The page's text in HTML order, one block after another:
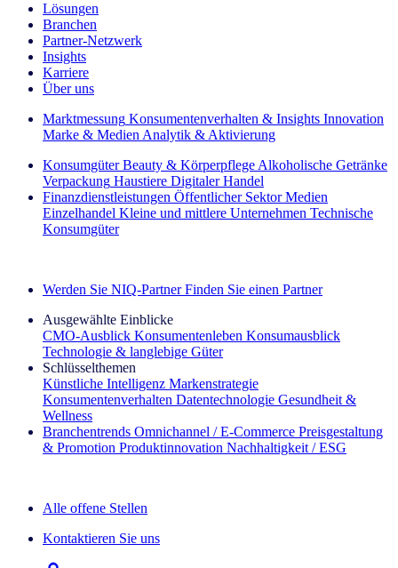
Lösungen
Branchen
Partner-Netzwerk
Insights
Karriere
Über uns
Marktmessung Konsumentenverhalten & Insights Innovation
Marke & Medien Analytik & Aktivierung
Konsumgüter Beauty & Körperpflege Alkoholische Getränke
Verpackung Haustiere Digitaler Handel
Finanzdienstleistungen Öffentlicher Sektor Medien
Einzelhandel Kleine und mittlere Unternehmen Technische
Konsumgüter
Werden Sie NIQ-Partner Finden Sie einen Partner
Ausgewählte Einblicke
CMO‑Ausblick Konsumentenleben Konsumausblick
Technologie & langlebige Güter
Schlüsselthemen
Künstliche Intelligenz Markenstrategie
Konsumentenverhalten Datentechnologie Gesundheit &
Wellness
Branchentrends Omnichannel / E‑Commerce Preisgestaltung
& Promotion Produktinnovation Nachhaltigkeit / ESG
Alle offene Stellen
Kontaktieren Sie uns